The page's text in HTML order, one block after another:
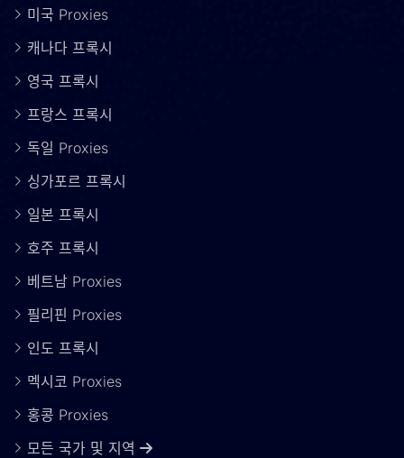
미국 Proxies
캐나다 프록시
영국 프록시
프랑스 프록시
독일 Proxies
싱가포르 프록시
일본 프록시
호주 프록시
베트남 Proxies
필리핀 Proxies
인도 프록시
멕시코 Proxies
홍콩 Proxies
모든 국가 및 지역